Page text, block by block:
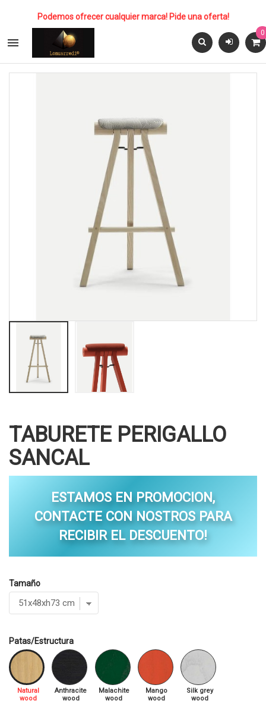
Podemos ofrecer cualquier marca! Pide una oferta!

0
TABURETE PERIGALLO
SANCAL
ESTAMOS EN PROMOCION,
CONTACTE CON NOSTROS PARA
RECIBIR EL DESCUENTO!
Tamaño
Patas/Estructura
Natural
wood
Anthracite
wood
Malachite
wood
Mango
wood
Silk grey
wood